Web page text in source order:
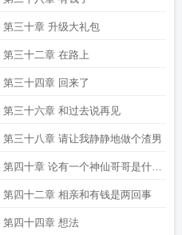
第三十章 升级大礼包
第三十二章 在路上
第三十四章 回来了
第三十六章 和过去说再见
第三十八章 请让我静静地做个渣男
第四十章 论有一个神仙哥哥是什么
体验
第四十二章 相亲和有钱是两回事
第四十四章 想法